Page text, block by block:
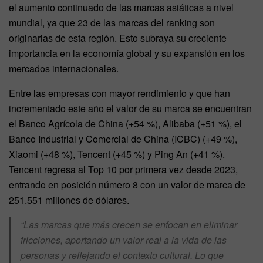
el aumento continuado de las marcas asiáticas a nivel
mundial, ya que 23 de las marcas del ranking son
originarias de esta región. Esto subraya su creciente
importancia en la economía global y su expansión en los
mercados internacionales.
Entre las empresas con mayor rendimiento y que han
incrementado este año el valor de su marca se encuentran
el Banco Agrícola de China (+54 %), Alibaba (+51 %), el
Banco Industrial y Comercial de China (ICBC) (+49 %),
Xiaomi (+48 %), Tencent (+45 %) y Ping An (+41 %).
Tencent regresa al Top 10 por primera vez desde 2023,
entrando en posición número 8 con un valor de marca de
251.551 millones de dólares.
“Las marcas que más crecen se enfocan en eliminar
fricciones, aportando un valor real a la vida de las
personas y reflejando el contexto cultural. Lo que